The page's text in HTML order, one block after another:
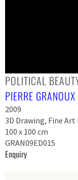
POLITICAL
PIERRE GRANOUX
2009
3D Drawing, Fine
100 x 100 cm
GRAN09ED015
Enquiry